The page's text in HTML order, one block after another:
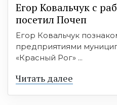
Егор Ковальчук с
посетил Почеп
Егор Ковальчук
предприятиями
«Красный Рог» ...
Читать далее